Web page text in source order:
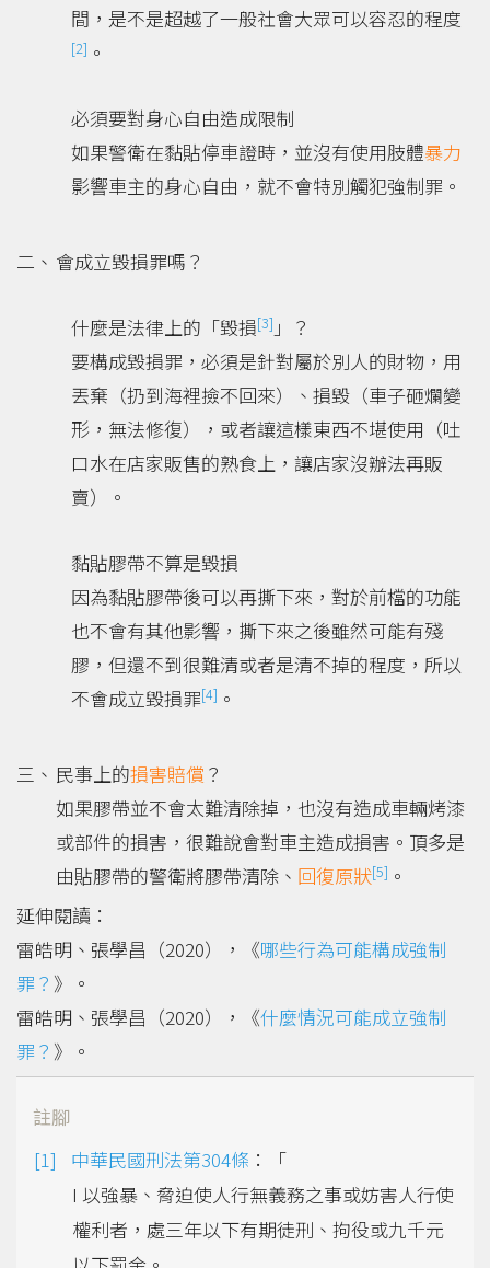
間，是不是超越了一般社會大眾可以容忍的程度
[2] 。
必須要對身心自由造成限制
如果警衛在黏貼停車證時，並沒有使用肢體暴力
影響車主的身心自由，就不會特別觸犯強制罪。
會成立毀損罪嗎？
什麼是法律上的「毀損[3] 」？
要構成毀損罪，必須是針對屬於別人的財物，用
丟棄（扔到海裡撿不回來）、損毀（車子砸爛變
形，無法修復），或者讓這樣東西不堪使用（吐
口水在店家販售的熟食上，讓店家沒辦法再販
賣）。
黏貼膠帶不算是毀損
因為黏貼膠帶後可以再撕下來，對於前檔的功能
也不會有其他影響，撕下來之後雖然可能有殘
膠，但還不到很難清或者是清不掉的程度，所以
不會成立毀損罪[4] 。
民事上的損害賠償 ？
如果膠帶並不會太難清除掉，也沒有造成車輛烤漆
或部件的損害，很難說會對車主造成損害。頂多是
由貼膠帶的警衛將膠帶清除、 回復原狀[5] 。
延伸閱讀：
雷皓明、張學昌（2020），《哪些行為可能構成強制
罪？ 》。
雷皓明、張學昌（2020），《什麼情況可能成立強制
罪？ 》。
註腳
中華民國刑法第304條 ：「
I 以強暴、脅迫使人行無義務之事或妨害人行使
權利者，處三年以下有期徒刑、拘役或九千元